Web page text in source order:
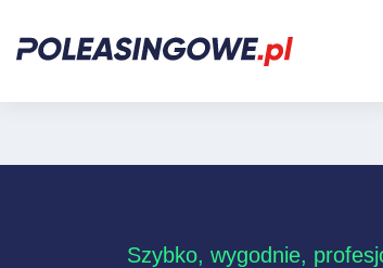
Szybko, wygodnie,